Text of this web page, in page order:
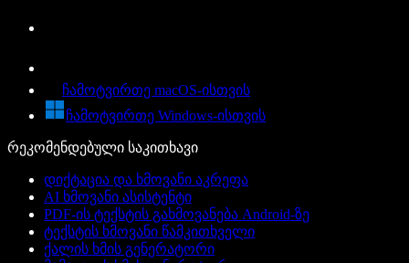
ჩამოტვირთე macOS-ისთვის
ჩამოტვირთე Windows-ისთვის
რეკომენდებული საკითხავი
დიქტაცია და ხმოვანი აკრეფა
AI ხმოვანი ასისტენტი
PDF-ის ტექსტის გახმოვანება Android-ზე
ტექსტის ხმოვანი წამკითხველი
ქალის ხმის გენერატორი